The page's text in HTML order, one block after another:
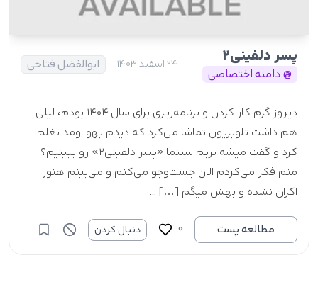
پسر دلفینی۲
@ دامنه اختصاصی
24 اسفند 1403 ابوالفضل فتاحی
دیروز گرم کار کردن و برنامه‌ریزی برای سال ۱۴۰۴ بودم، لیلی
هم داشت تلویزیون تماشا می‌کرد که دیدم یهو اومد بغلم
کرد و گفت میشه بریم سینما «پسر دلفینی۲» رو ببینیم؟
منم فکر می‌کردم الان جست‌و‌جو می‌کنم و می‌بینم هنوز
اکران نشده و بهش میگم […] ...
مطالعه پست
0 دنبال کردن